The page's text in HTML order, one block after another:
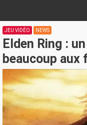
JEU VIDÉO NEWS
Elden Ring :
beaucoup aux